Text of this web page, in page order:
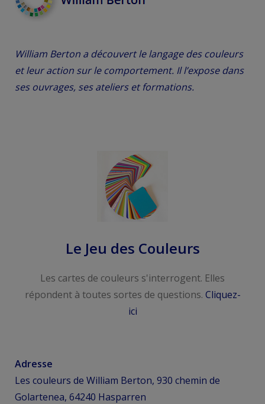
William Berton a découvert le langage des couleurs
et leur action sur le comportement. Il l’expose dans
ses ouvrages, ses ateliers et formations.
Le Jeu des Couleurs
Les cartes de couleurs s'interrogent. Elles
répondent à toutes sortes de questions. Cliquez-
ici
Adresse
Les couleurs de William Berton, 930 chemin de
Golartenea, 64240 Hasparren